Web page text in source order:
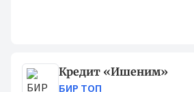
Кредит «Ишеним»
БИР ТОП